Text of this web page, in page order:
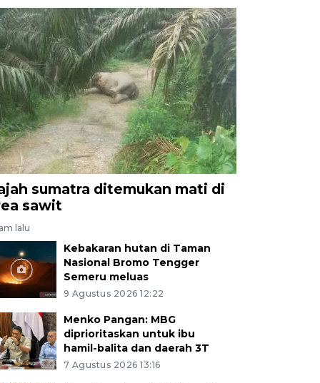
sumatra ditemukan mati di
sawit
lalu
Kebakaran hutan di Taman
Nasional Bromo Tengger
Semeru meluas
9 Agustus 2026 12:22
Menko Pangan: MBG
diprioritaskan untuk ibu
hamil-balita dan daerah 3T
7 Agustus 2026 13:16